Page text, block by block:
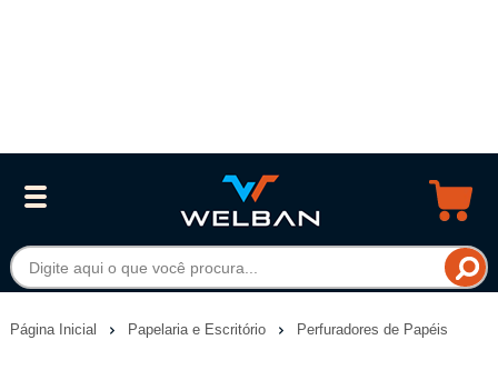
Página Inicial Papelaria e Escritório Perfuradores de Papéis